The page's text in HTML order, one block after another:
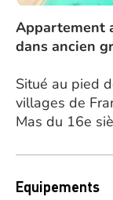
Appartement
dans ancien
Situé au pied
villages de
Mas du 16e
Equipements